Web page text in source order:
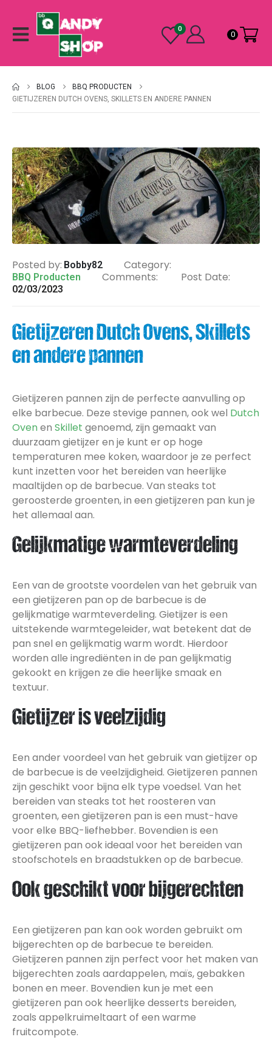
0
0
BLOG
BBQ PRODUCTEN
GIETIJZEREN DUTCH OVENS, SKILLETS EN ANDERE PANNEN
Posted by: Bobby82 Category:
BBQ Producten Comments: Post Date:
02/03/2023
Gietijzeren Dutch Ovens, Skillets
en andere pannen
Gietijzeren pannen zijn de perfecte aanvulling op
elke barbecue. Deze stevige pannen, ook wel Dutch
Ovenen Skillet genoemd, zijn gemaakt van
duurzaam gietijzer en je kunt er op hoge
temperaturen mee koken, waardoor je ze perfect
kunt inzetten voor het bereiden van heerlijke
maaltijden op de barbecue. Van steaks tot
geroosterde groenten, in een gietijzeren pan kun je
het allemaal aan.
Gelijkmatige warmteverdeling
Een van de grootste voordelen van het gebruik van
een gietijzeren pan op de barbecue is de
gelijkmatige warmteverdeling. Gietijzer is een
uitstekende warmtegeleider, wat betekent dat de
pan snel en gelijkmatig warm wordt. Hierdoor
worden alle ingrediënten in de pan gelijkmatig
gekookt en krijgen ze die heerlijke smaak en
textuur.
Gietijzer is veelzijdig
Een ander voordeel van het gebruik van gietijzer op
de barbecue is de veelzijdigheid. Gietijzeren pannen
zijn geschikt voor bijna elk type voedsel. Van het
bereiden van steaks tot het roosteren van
groenten, een gietijzeren pan is een must-have
voor elke BBQ-liefhebber. Bovendien is een
gietijzeren pan ook ideaal voor het bereiden van
stoofschotels en braadstukken op de barbecue.
Ook geschikt voor bijgerechten
Een gietijzeren pan kan ook worden gebruikt om
bijgerechten op de barbecue te bereiden.
Gietijzeren pannen zijn perfect voor het maken van
bijgerechten zoals aardappelen, maïs, gebakken
bonen en meer. Bovendien kun je met een
gietijzeren pan ook heerlijke desserts bereiden,
zoals appelkruimeltaart of een warme
fruitcompote.